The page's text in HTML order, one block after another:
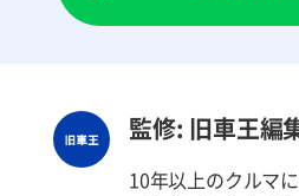
監修: 旧車王編
10年以上のクルマ